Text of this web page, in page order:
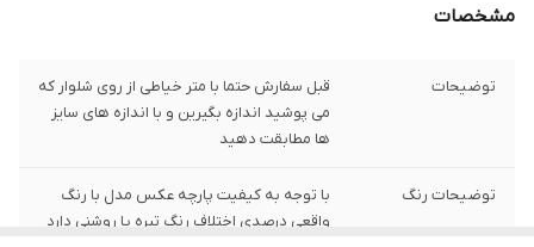
مشخصات
توضیحات
قبل سفارش حتما با متر خیاطی از روی شلوار که
می پوشید اندازه بگیرین و با اندازه های سایز
ها مطابقت دهید
توضیحات رنگ
با توجه به کیفیت پارچه عکس مدل با رنگ
واقعی درصدی اختلاف رنگ تیره یا روشنی دارد